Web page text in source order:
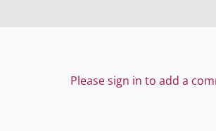
Please sign in to add a